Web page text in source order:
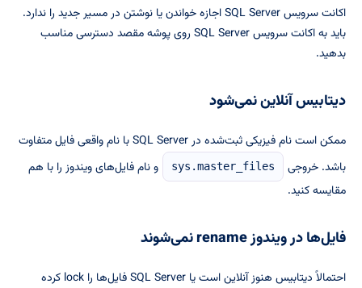
اکانت سرویس SQL Server اجازه خواندن یا نوشتن در مسیر جدید را ندارد.
باید به اکانت سرویس SQL Server روی پوشه مقصد دسترسی مناسب
بدهید.
دیتابیس آنلاین نمی‌شود
ممکن است نام فیزیکی ثبت‌شده در SQL Server با نام واقعی فایل متفاوت
باشد. خروجی
sys.master_files
و نام فایل‌های ویندوز را با هم
مقایسه کنید.
فایل‌ها در ویندوز rename نمی‌شوند
احتمالاً دیتابیس هنوز آنلاین است یا SQL Server فایل‌ها را lock کرده